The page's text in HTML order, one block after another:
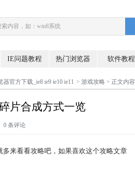
IE问题教程 热门浏览器 软件教程
器官方下载_ie8 ie9 ie10 ie11 > 游戏攻略 > 正文内容
片合成方式一览
0 条评论
来看看攻略吧，如果喜欢这个攻略文章